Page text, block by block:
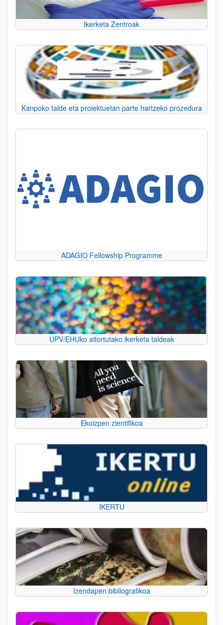
Ikerketa Zentroak
Kanpoko talde eta proiektuetan parte hartzeko prozedura
ADAGIO Fellowship Programme
UPV/EHUko aitortutako ikerketa taldeak
Ekoizpen zientifikoa
IKERTU
Izendapen bibliografikoa